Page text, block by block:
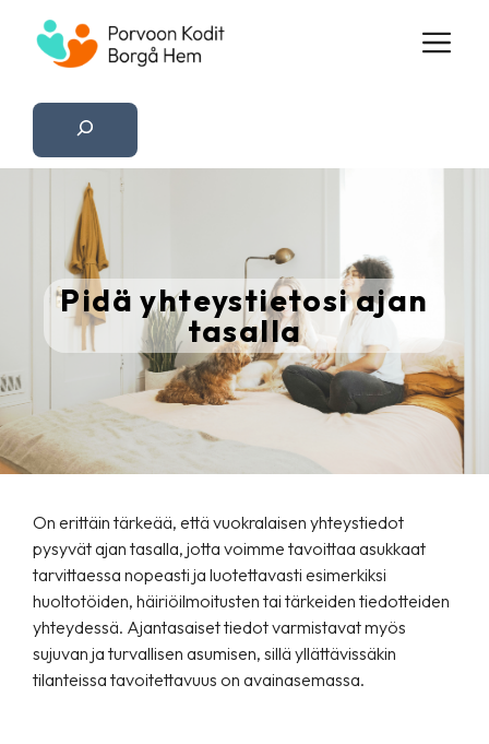
sisältöön
Pidä yhteystietosi ajan
tasalla
On erittäin tärkeää, että vuokralaisen yhteystiedot
pysyvät ajan tasalla, jotta voimme tavoittaa asukkaat
tarvittaessa nopeasti ja luotettavasti esimerkiksi
huoltotöiden, häiriöilmoitusten tai tärkeiden tiedotteiden
yhteydessä. Ajantasaiset tiedot varmistavat myös
sujuvan ja turvallisen asumisen, sillä yllättävissäkin
tilanteissa tavoitettavuus on avainasemassa.